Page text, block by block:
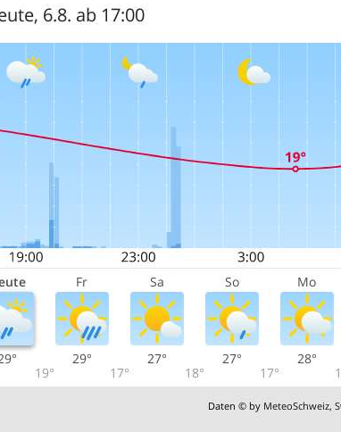
6.8. ab 17:00
Fr Sa So Mo
19°
29°
17°
27°
18°
27°
17°
28°
Daten © by MeteoSchweiz,